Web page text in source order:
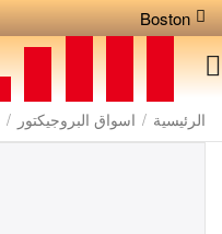
Boston
الرئيسية / اسواق البروجيكتور /